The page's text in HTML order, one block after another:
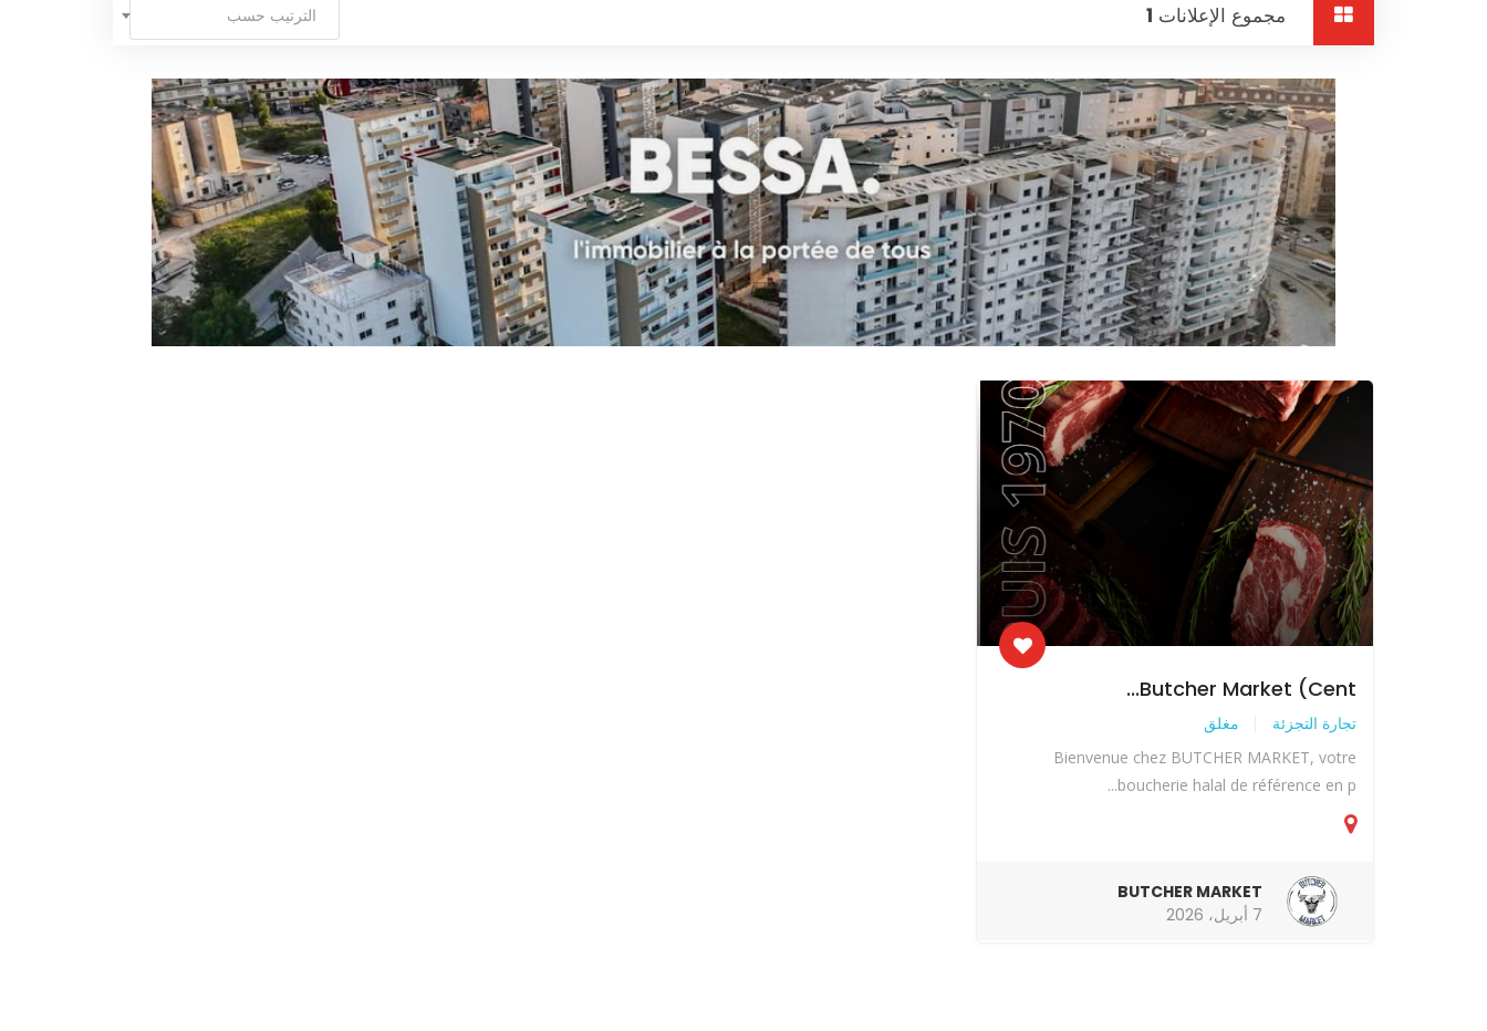
مجموع الإعلانات 1 الترتيب حسب
Butcher Market (Cent...
تجارة التجزئة مغلق
Bienvenue chez BUTCHER MARKET, votre
boucherie halal de référence en p...
BUTCHER MARKET
7 أبريل، 2026